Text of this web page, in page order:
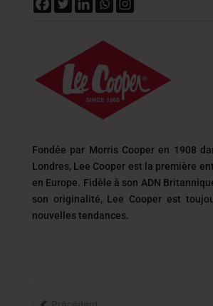
Fondée par Morris Cooper en 1908
Londres, Lee Cooper est la première
en Europe. Fidèle à son ADN
son originalité, Lee Cooper est
nouvelles tendances.